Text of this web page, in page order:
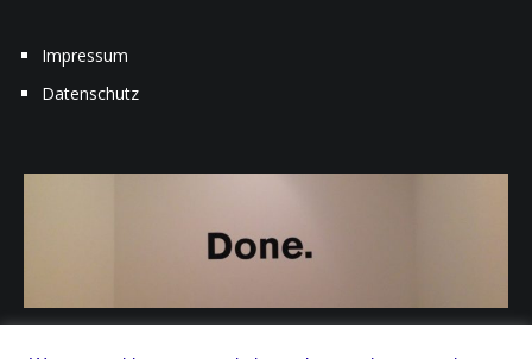
Impressum
Datenschutz